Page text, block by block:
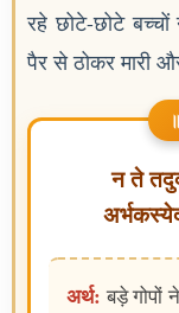
रहे छोटे-छोटे
पैर से ठोकर मारी
न ते
अर्थ: बड़े गोपों